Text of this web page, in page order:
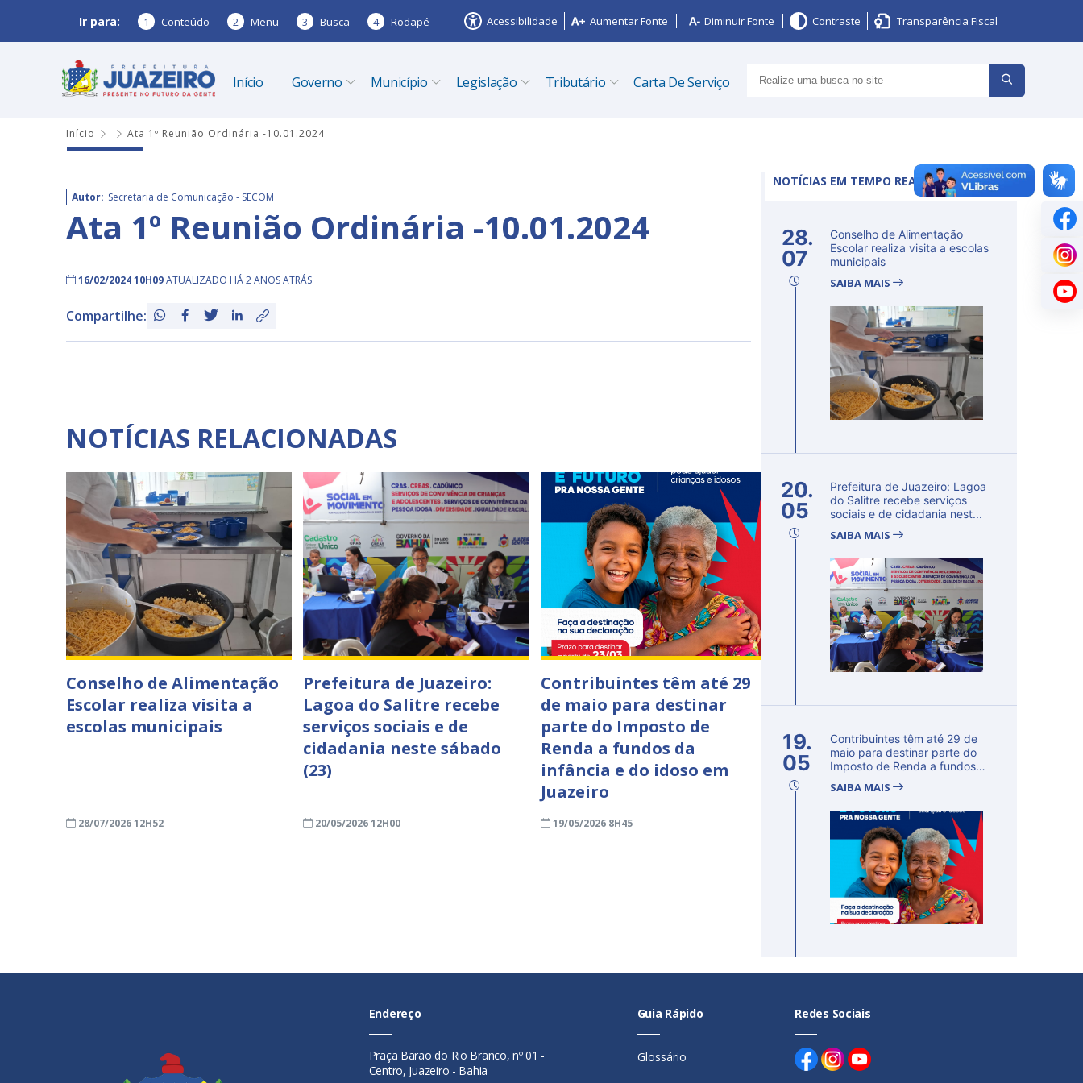
Ir para: 1 Conteúdo 2 Menu 3 Busca 4 Rodapé Acessibilidade Aumentar Fonte Diminuir Fonte Contraste Transparência Fiscal
Início Governo Município Legislação Tributário Carta De Serviço
Início Ata 1º Reunião Ordinária -10.01.2024
Autor: Secretaria de Comunicação - SECOM
Ata 1º Reunião Ordinária -10.01.2024
16/02/2024 10H09ATUALIZADO HÁ 2 ANOS ATRÁS
Compartilhe:
NOTÍCIAS RELACIONADAS
Conselho de Alimentação
Escolar realiza visita a
escolas municipais
28/07/2026 12H52
Prefeitura de Juazeiro:
Lagoa do Salitre recebe
serviços sociais e de
cidadania neste sábado
(23)
20/05/2026 12H00
Contribuintes têm até 29
de maio para destinar
parte do Imposto de
Renda a fundos da
infância e do idoso em
Juazeiro
19/05/2026 8H45
NOTÍCIAS EM TEMPO REAL
28.
07
Conselho de Alimentação
Escolar realiza visita a escolas
municipais
SAIBA MAIS
20.
05
Prefeitura de Juazeiro: Lagoa
do Salitre recebe serviços
sociais e de cidadania nest...
SAIBA MAIS
19.
05
Contribuintes têm até 29 de
maio para destinar parte do
Imposto de Renda a fundos
SAIBA MAIS
Endereço
Praça Barão do Rio Branco, nº 01 -
Centro, Juazeiro - Bahia
Guia Rápido
Glossário
Redes Sociais